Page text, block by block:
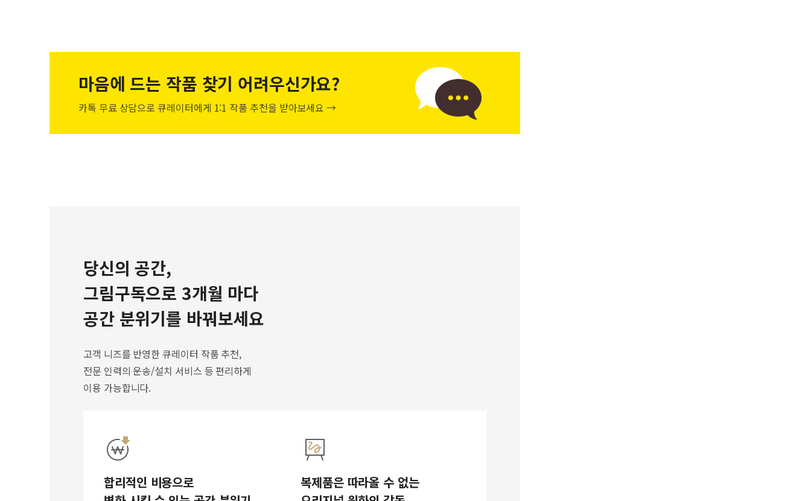
마음에 드는 작품 찾기 어려우신가요?
카톡 무료 상담으로 큐레이터에게 1:1 작품 추천을 받아보세요 →
당신의 공간,
그림구독으로 3개월 마다
공간 분위기를 바꿔보세요
고객 니즈를 반영한 큐레이터 작품 추천,
전문 인력의 운송/설치 서비스 등 편리하게
이용 가능합니다.
합리적인 비용으로
복제품은 따라올 수 없는